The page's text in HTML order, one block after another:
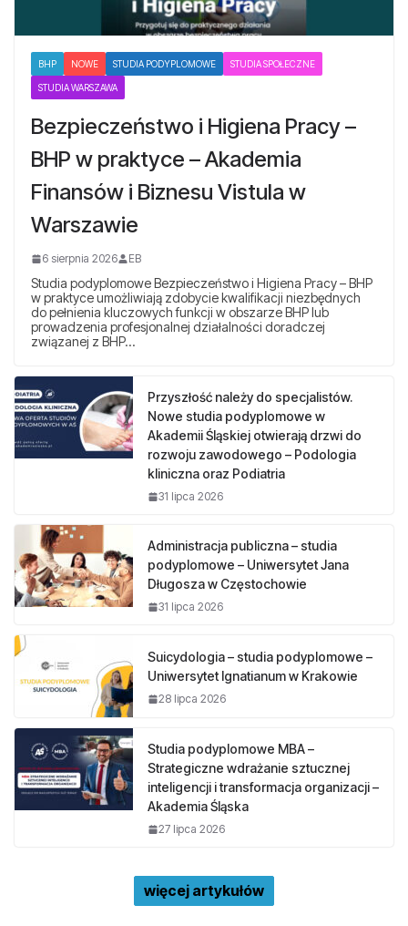
BHP NOWE STUDIA PODYPLOMOWE STUDIA SPOŁECZNE
STUDIA WARSZAWA
Bezpieczeństwo i Higiena Pracy –
BHP w praktyce – Akademia
Finansów i Biznesu Vistula w
Warszawie
6 sierpnia 2026 EB
Studia podyplomowe Bezpieczeństwo i Higiena Pracy – BHP
w praktyce umożliwiają zdobycie kwalifikacji niezbędnych
do pełnienia kluczowych funkcji w obszarze BHP lub
prowadzenia profesjonalnej działalności doradczej
związanej z BHP…
Przyszłość należy do specjalistów.
Nowe studia podyplomowe w
Akademii Śląskiej otwierają drzwi do
rozwoju zawodowego – Podologia
kliniczna oraz Podiatria
31 lipca 2026
Administracja publiczna – studia
podyplomowe – Uniwersytet Jana
Długosza w Częstochowie
31 lipca 2026
Suicydologia – studia podyplomowe –
Uniwersytet Ignatianum w Krakowie
28 lipca 2026
Studia podyplomowe MBA –
Strategiczne wdrażanie sztucznej
inteligencji i transformacja organizacji –
Akademia Śląska
27 lipca 2026
więcej artykułów